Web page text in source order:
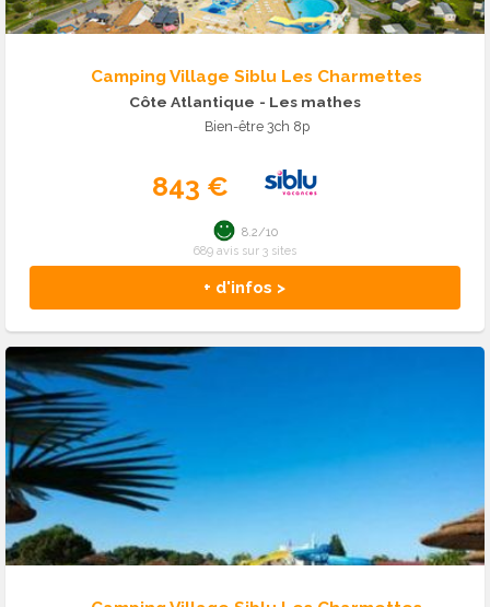
Camping Village Siblu Les Charmettes
Côte Atlantique - Les mathes
Bien-être 3ch 8p
843 €
+ d'infos >
8.2/10
689 avis sur 3 sites